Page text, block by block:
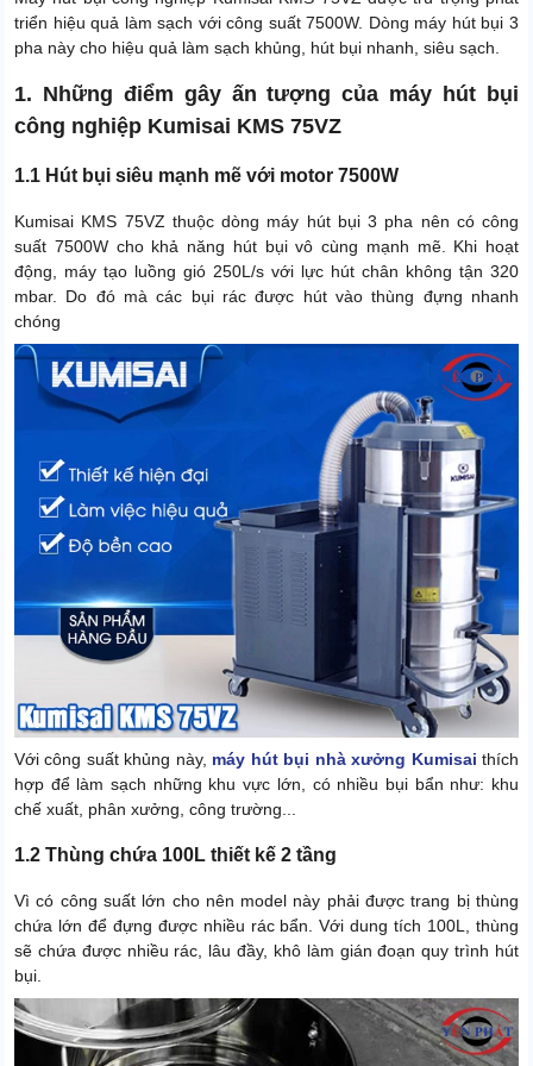
triển hiệu quả làm sạch với công suất 7500W. Dòng máy hút bụi 3
pha này cho hiệu quả làm sạch khủng, hút bụi nhanh, siêu sạch.
1. Những điểm gây ấn tượng của máy hút bụi
công nghiệp Kumisai KMS 75VZ
1.1 Hút bụi siêu mạnh mẽ với motor 7500W
Kumisai KMS 75VZ thuộc dòng máy hút bụi 3 pha nên có công
suất 7500W cho khả năng hút bụi vô cùng mạnh mẽ. Khi hoạt
động, máy tạo luồng gió 250L/s với lực hút chân không tận 320
mbar. Do đó mà các bụi rác được hút vào thùng đựng nhanh
chóng
Với công suất khủng này, máy hút bụi nhà xưởng Kumisai thích
hợp để làm sạch những khu vực lớn, có nhiều bụi bẩn như: khu
chế xuất, phân xưởng, công trường...
1.2 Thùng chứa 100L thiết kế 2 tầng
Vì có công suất lớn cho nên model này phải được trang bị thùng
chứa lớn để đựng được nhiều rác bẩn. Với dung tích 100L, thùng
sẽ chứa được nhiều rác, lâu đầy, khô làm gián đoạn quy trình hút
bụi.